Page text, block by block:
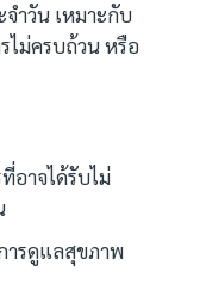
จำวัน เหมาะกับ
ม่ครบถ้วน หรือ
อาจได้รับไม่
ารดูแลสุขภาพ